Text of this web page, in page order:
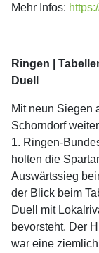
Mehr Infos:
Ringen |
Duell
Mit neun Siegen
Schorndorf
1. Ringen-
holten die
Auswärtssieg
der Blick beim
Duell mit
bevorsteht. Der
war eine